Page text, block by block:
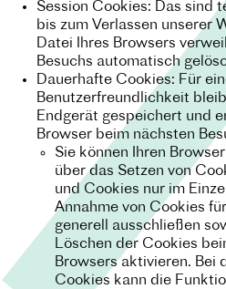
Session Cookies: Das sind
bis zum Verlassen unserer
Datei Ihres Browsers
Besuchs automatisch
Dauerhafte Cookies: Für
Benutzerfreundlichkeit
Endgerät gespeichert und
Browser beim nächsten
Sie können Ihren
über das Setzen von
und Cookies nur im
Annahme von Cookies
generell ausschließen
Löschen der Cookies
Browsers aktivieren. Bei
Cookies kann die